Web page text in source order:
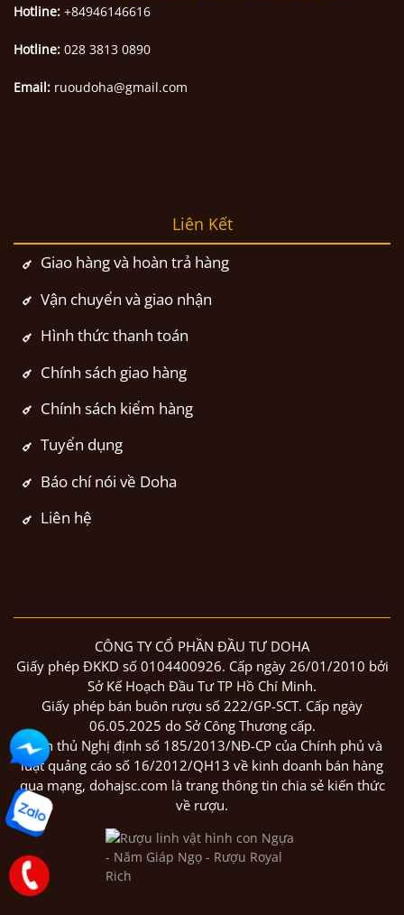
Hotline: +84946146616
Hotline: 028 3813 0890
Email: ruoudoha@gmail.com
Liên Kết
Giao hàng và hoàn trả hàng
Vận chuyển và giao nhận
Hình thức thanh toán
Chính sách giao hàng
Chính sách kiểm hàng
Tuyển dụng
Báo chí nói về Doha
Liên hệ
CÔNG TY CỔ PHẦN ĐẦU TƯ DOHA
Giấy phép ĐKKD số 0104400926. Cấp ngày 26/01/2010 bởi
Sở Kế Hoạch Đầu Tư TP Hồ Chí Minh.
Giấy phép bán buôn rượu số 222/GP-SCT. Cấp ngày
06.05.2025 do Sở Công Thương cấp.
Tuân thủ Nghị định số 185/2013/NĐ-CP của Chính phủ và
luật quảng cáo số 16/2012/QH13 về kinh doanh bán hàng
qua mạng, dohajsc.com là trang thông tin chia sẻ kiến thức
về rượu.